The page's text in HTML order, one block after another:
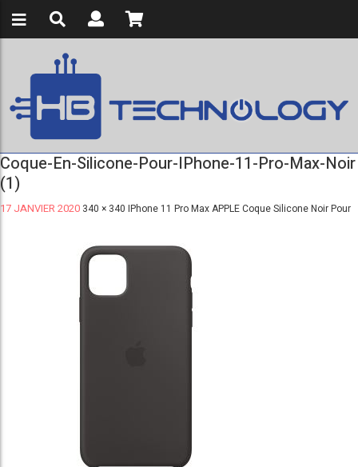
Coque-En-Silicone-Pour-IPhone-11-Pro-Max-Noir
(1)
17 JANVIER 2020 340 × 340 IPhone 11 Pro Max APPLE Coque Silicone Noir Pour